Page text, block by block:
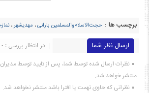
برچسب ها : حجت‌الاسلام‌والمسلمین بارانی، مهدیشهر،
ارسال نظر شما
در انتظار بررسی : 0
نظرات ارسال شده توسط شما، پس از تایید توسط
منتشر خواهد شد.
نظراتی که حاوی تهمت یا افترا باشد منتشر نخواهد شد.